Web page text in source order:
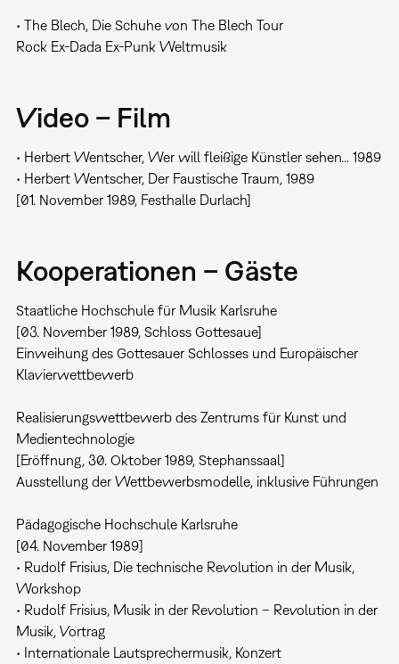
• The Blech, Die Schuhe von The Blech Tour
Rock Ex-Dada Ex-Punk Weltmusik
Video – Film
• Herbert Wentscher, Wer will fleißige Künstler sehen... 1989
• Herbert Wentscher, Der Faustische Traum, 1989
[01. November 1989, Festhalle Durlach]
Kooperationen – Gäste
Staatliche Hochschule für Musik Karlsruhe
[03. November 1989, Schloss Gottesaue]
Einweihung des Gottesauer Schlosses und Europäischer
Klavierwettbewerb
Realisierungswettbewerb des Zentrums für Kunst und
Medientechnologie
[Eröffnung, 30. Oktober 1989, Stephanssaal]
Ausstellung der Wettbewerbsmodelle, inklusive Führungen
Pädagogische Hochschule Karlsruhe
[04. November 1989]
• Rudolf Frisius, Die technische Revolution in der Musik,
Workshop
• Rudolf Frisius, Musik in der Revolution – Revolution in der
Musik, Vortrag
• Internationale Lautsprechermusik, Konzert